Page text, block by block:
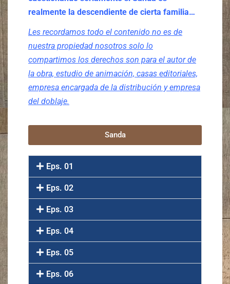
realmente la descendiente de cierta familia…
Les recordamos todo el contenido no es de
nuestra propiedad nosotros solo lo
compartimos los derechos son para el autor de
la obra, estudio de animación, casas editoriales,
empresa encargada de la distribución y empresa
del doblaje.
Sanda
Eps. 01
Eps. 02
Eps. 03
Eps. 04
Eps. 05
Eps. 06